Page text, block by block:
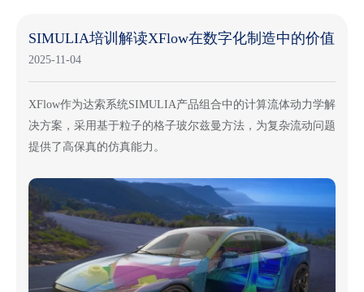
SIMULIA培训解读XFlow在数字化制造中的价值​
2025-11-04
XFlow作为达索系统SIMULIA产品组合中的计算流体动力学解
决方案，采用基于粒子的格子玻尔兹曼方法，为复杂流动问题
提供了高保真的仿真能力。